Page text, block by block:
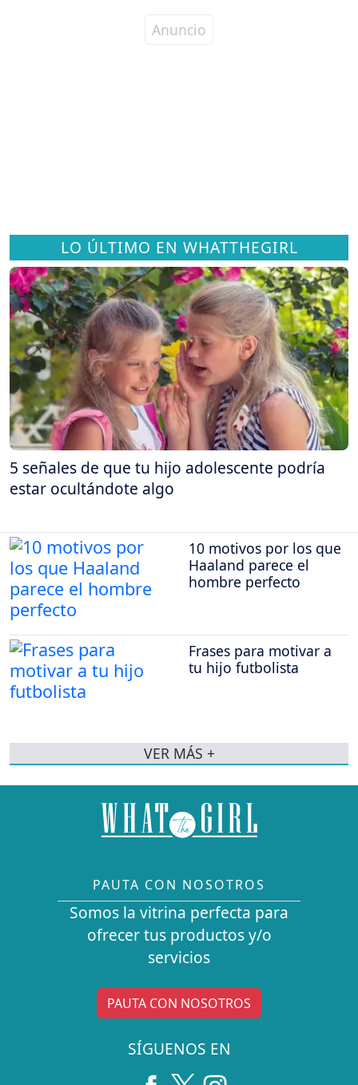
LO ÚLTIMO EN WHATTHEGIRL
5 señales de que tu hijo adolescente podría
estar ocultándote algo
10 motivos por los que
Haaland parece el
hombre perfecto
Frases para motivar a
tu hijo futbolista
VER MÁS +
PAUTA CON NOSOTROS
Somos la vitrina perfecta para
ofrecer tus productos y/o
servicios
PAUTA CON NOSOTROS
SÍGUENOS EN